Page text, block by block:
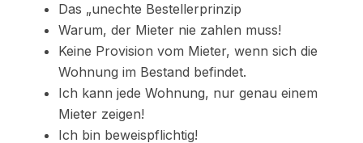
Das „unechte Bestellerprinzip
Warum, der Mieter nie zahlen muss!
Keine Provision vom Mieter, wenn sich die
Wohnung im Bestand befindet.
Ich kann jede Wohnung, nur genau einem
Mieter zeigen!
Ich bin beweispflichtig!